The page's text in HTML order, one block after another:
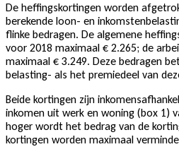
De heffingskortingen worden
berekende loon- en
flinke bedragen. De algemene
voor 2018 maximaal € 2.265; de
maximaal € 3.249. Deze bedragen
belasting- als het premiedeel van
Beide kortingen zijn
inkomen uit werk en woning (box 1)
hoger wordt het bedrag van de
kortingen worden maximaal